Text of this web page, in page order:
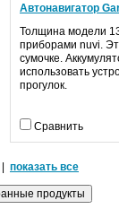
Автонавигатор
Толщина модели
приборами nuvi.
сумочке.
использовать
прогулок.
Сравнить
| показать все